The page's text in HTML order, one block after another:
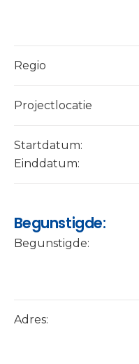
Regio
Projectlocatie
Startdatum:
Einddatum:
Begunstigde:
Begunstigde:
Adres: